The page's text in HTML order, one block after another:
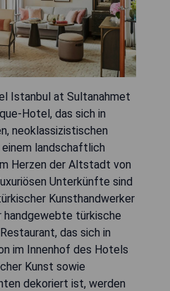
Istanbul at Sultanahmet
Hotel, das sich in
neoklassizistischen
landschaftlich
Herzen der Altstadt von
Unterkünfte sind
Kunsthandwerker
türkische
das sich in
im Innenhof des Hotels
Kunst sowie
dekoriert ist, werden